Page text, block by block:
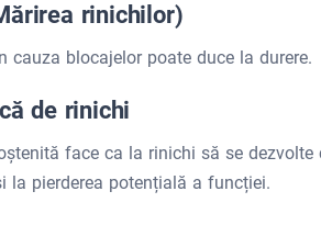
rinichilor)
cauza blocajelor poate duce la durere.
de rinichi
face ca la rinichi să se
la pierderea potențială a funcției.